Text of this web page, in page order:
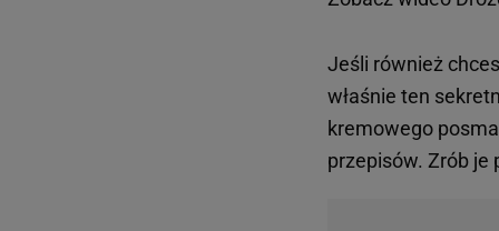
Jeśli również
właśnie ten
kremowego
przepisów. Zrób je